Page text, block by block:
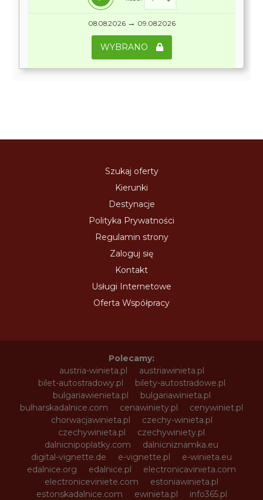
08.08.2026 → 09.08.2026
WYBRANO
Szukaj oferty
Kierunki
Destynacje
Polityka Prywatności
Regulamin strony
Zaloguj się
Kontakt
Usługi Internetowe
Oferta Współpracy
Polecamy:
austria-winieta.pl
austriawinieta.pl
bilet-autostradowy.pl
bilety-autostradowe.pl
bulgariawienieta.pl
bulgariawinieta.pl
bulharskadalnice.com
cenawiniety.pl
cenywiniet.pl
chorwacjawinieta.pl
czechy-winieta.pl
czechywinieta.pl
czechywiniety.pl
dalnicnipoplatky.com
dalnicniznamka.eu
digital-vignette.de
e-vignette.pl
e-winieta.eu
edalnice.org
edalnice.pl
electronicavinieta.com
electroniceviniete.com
estoniawinieta.pl
estonskadalnice.com
ewinieta.pl
info365.pl